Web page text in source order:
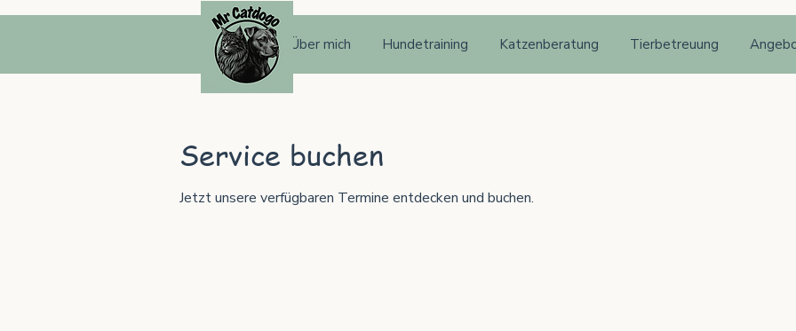
Start Über mich Hundetraining Katzenberatung Tierbetreuung
Service buchen
Jetzt unsere verfügbaren Termine entdecken und buchen.